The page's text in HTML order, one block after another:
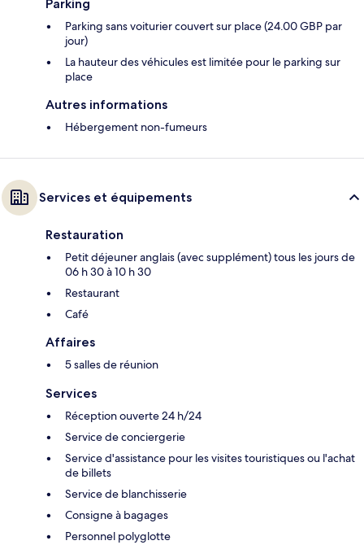
Parking
Parking sans voiturier couvert sur place (24.00 GBP par
jour)
La hauteur des véhicules est limitée pour le parking sur
place
Autres informations
Hébergement non-fumeurs
Services et équipements
Restauration
Petit déjeuner anglais (avec supplément) tous les jours de
06 h 30 à 10 h 30
Restaurant
Café
Affaires
5 salles de réunion
Services
Réception ouverte 24 h/24
Service de conciergerie
Service d'assistance pour les visites touristiques ou l'achat
de billets
Service de blanchisserie
Consigne à bagages
Personnel polyglotte